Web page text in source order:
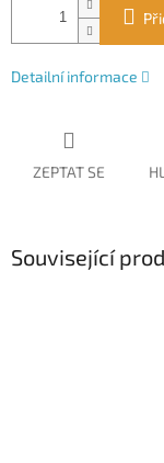
Detailní informace
ZEPTAT SE
Související